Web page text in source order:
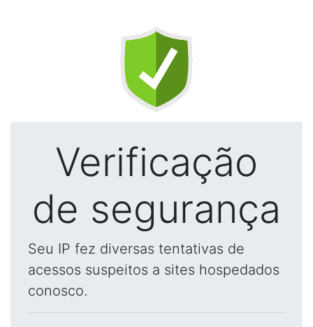
Verificação
de segurança
Seu IP fez diversas tentativas de
acessos suspeitos a sites hospedados
conosco.